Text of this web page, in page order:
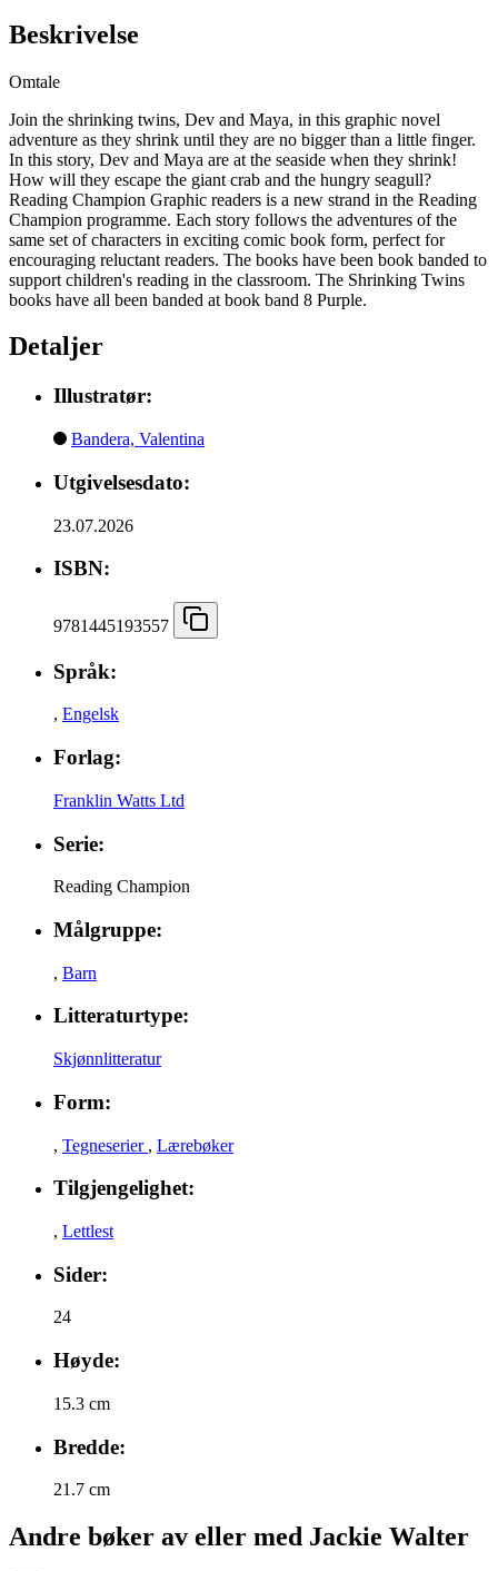
Beskrivelse
Omtale
Join the shrinking twins, Dev and Maya, in this graphic novel
adventure as they shrink until they are no bigger than a little finger.
In this story, Dev and Maya are at the seaside when they shrink!
How will they escape the giant crab and the hungry seagull?
Reading Champion Graphic readers is a new strand in the Reading
Champion programme. Each story follows the adventures of the
same set of characters in exciting comic book form, perfect for
encouraging reluctant readers. The books have been book banded to
support children's reading in the classroom. The Shrinking Twins
books have all been banded at book band 8 Purple.
Detaljer
Illustratør:
Bandera, Valentina
Utgivelsesdato:
23.07.2026
ISBN:
9781445193557
Språk:
, Engelsk
Forlag:
Franklin Watts Ltd
Serie:
Reading Champion
Målgruppe:
, Barn
Litteraturtype:
Skjønnlitteratur
Form:
, Tegneserier , Lærebøker
Tilgjengelighet:
, Lettlest
Sider:
24
Høyde:
15.3 cm
Bredde:
21.7 cm
Andre bøker av eller med Jackie Walter